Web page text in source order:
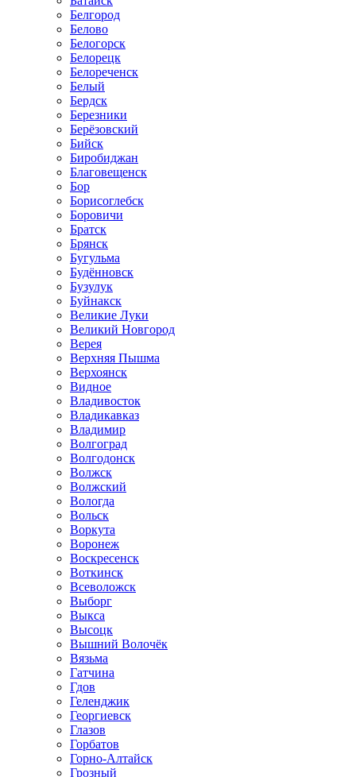
Белгород
Белово
Белогорск
Белорецк
Белореченск
Белый
Бердск
Березники
Берёзовский
Бийск
Биробиджан
Благовещенск
Бор
Борисоглебск
Боровичи
Братск
Брянск
Бугульма
Будённовск
Бузулук
Буйнакск
Великие Луки
Великий Новгород
Верея
Верхняя Пышма
Верхоянск
Видное
Владивосток
Владикавказ
Владимир
Волгоград
Волгодонск
Волжск
Волжский
Вологда
Вольск
Воркута
Воронеж
Воскресенск
Воткинск
Всеволожск
Выборг
Выкса
Высоцк
Вышний Волочёк
Вязьма
Гатчина
Гдов
Геленджик
Георгиевск
Глазов
Горбатов
Горно-Алтайск
Грозный